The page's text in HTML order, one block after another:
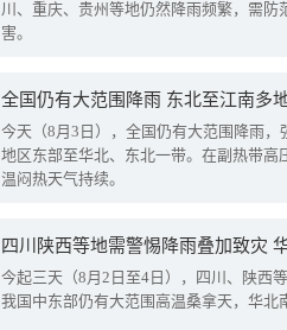
川、重庆、贵州等地仍然降雨频繁，需防
害。
全国仍有大范围降雨 东北至江南多
今天（8月3日），全国仍有大范围降雨
地区东部至华北、东北一带。在副热带高
温闷热天气持续。
今起三天（8月2日至4日），四川、陕西
我国中东部仍有大范围高温桑拿天，华北